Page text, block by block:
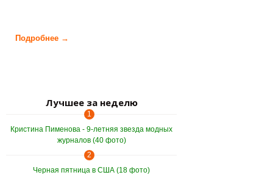
Подробнее →
Лучшее за неделю
1
Кристина Пименова - 9-летняя звезда модных
журналов (40 фото)
2
Черная пятница в США (18 фото)